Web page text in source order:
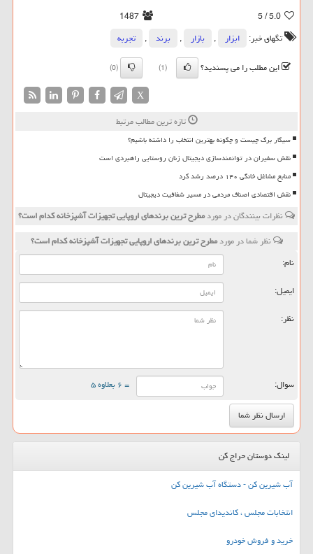
5.0
/ 5
1487
تگهای خبر:
ابزار , بازار , برند ,
تجربه
این مطلب را می پسندید؟
(1)
(0)
X
تازه ترین مطالب مرتبط
سیگار برگ چیست و چگونه بهترین انتخاب را داشته باشیم؟
نقش سفیران در توانمندسازی دیجیتال زنان روستایی راهبردی است
منابع مشاغل خانگی ۱۴۰ درصد رشد کرد
نقش اقتصادی اصناف مردمی در مسیر شفافیت دیجیتال
نظرات بینندگان در موردمطرح ترین برندهای اروپایی تجهیزات آشپزخانه كدام است؟
نظر شما در موردمطرح ترین برندهای اروپایی تجهیزات آشپزخانه كدام است؟
نام:
ایمیل:
نظر:
سوال: = ۶ بعلاوه ۵
لینک دوستان حراج کن
آب شیرین کن - دستگاه آب شیرین کن
انتخابات مجلس ، کاندیدای مجلس
خرید و فروش خودرو